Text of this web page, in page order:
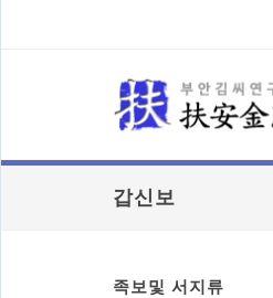
갑신보
족보및 서지류